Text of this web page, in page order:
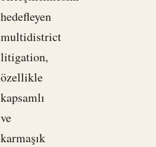
hedefleyen
multidistrict
litigation,
özellikle
kapsamlı
ve
karmaşık